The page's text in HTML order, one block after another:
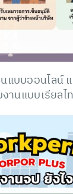
บบออนไลน์
านแบบเรียลไ